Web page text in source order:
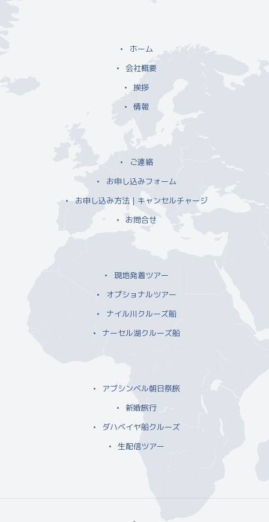
ホーム
会社概要
挨拶
情報
ご連絡
お申し込みフォーム
お申し込み方法｜キャンセルチャージ
お問合せ
現地発着ツアー
オプショナルツアー
ナイル川クルーズ船
ナーセル湖クルーズ船
アブシンベル朝日祭旅
新婚旅行
ダハベイヤ船クルーズ
生配信ツアー